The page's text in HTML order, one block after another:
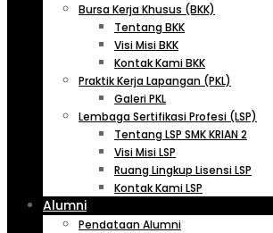
Bursa Kerja Khusus (BKK)
Tentang BKK
Visi Misi BKK
Kontak Kami BKK
Praktik Kerja Lapangan (PKL)
Galeri PKL
Lembaga Sertifikasi Profesi (LSP)
Tentang LSP SMK KRIAN 2
Visi Misi LSP
Ruang Lingkup Lisensi LSP
Kontak Kami LSP
Alumni
Pendataan Alumni